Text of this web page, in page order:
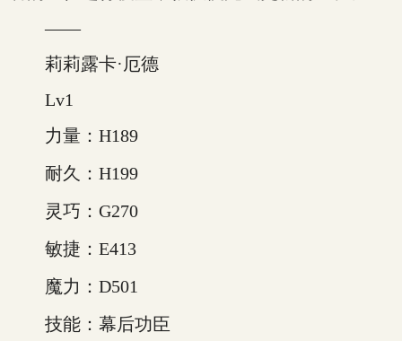
——
莉莉露卡·厄德
Lv1
力量：H189
耐久：H199
灵巧：G270
敏捷：E413
魔力：D501
技能：幕后功臣